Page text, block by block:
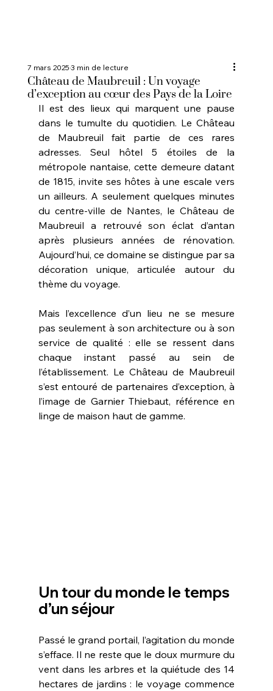
Château de Maubreuil : Un voyage
d’exception au cœur des Pays de la Loire
7 mars 20253 min de lecture
Il est des lieux qui marquent une pause
dans le tumulte du quotidien. Le Château
de Maubreuil fait partie de ces rares
adresses. Seul hôtel 5 étoiles de la
métropole nantaise, cette demeure datant
de 1815, invite ses hôtes à une escale vers
un ailleurs. A seulement quelques minutes
du centre-ville de Nantes, le Château de
Maubreuil a retrouvé son éclat d’antan
après plusieurs années de rénovation.
Aujourd’hui, ce domaine se distingue par sa
décoration unique, articulée autour du
thème du voyage.
Mais l’excellence d’un lieu ne se mesure
pas seulement à son architecture ou à son
service de qualité : elle se ressent dans
chaque instant passé au sein de
l’établissement. Le Château de Maubreuil
s’est entouré de partenaires d’exception, à
l’image de Garnier Thiebaut, référence en
linge de maison haut de gamme.
Un tour du monde le temps
d’un séjour
Passé le grand portail, l’agitation du monde
s’efface. Il ne reste que le doux murmure du
vent dans les arbres et la quiétude des 14
hectares de jardins : le voyage commence